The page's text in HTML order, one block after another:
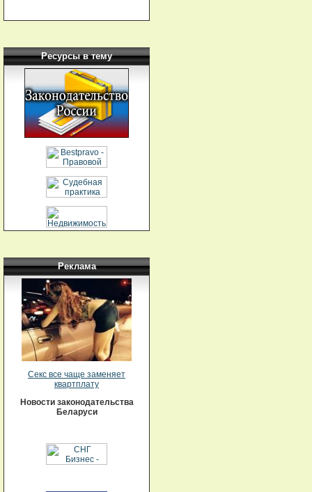
Ресурсы в тему
Реклама
Секс все чаще заменяет
квартплату
Новости законодательства
Беларуси